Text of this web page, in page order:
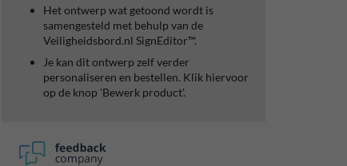
Het ontwerp wat getoond wordt is
samengesteld met behulp van de
Veiligheidsbord.nl SignEditor™.
Je kan dit ontwerp zelf verder
personaliseren en bestellen. Klik hiervoor
op de knop 'Bewerk product'.